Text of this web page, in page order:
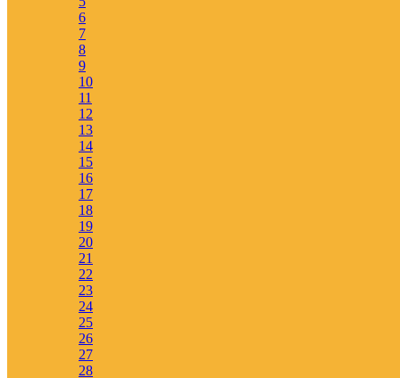
6
7
8
9
10
11
12
13
14
15
16
17
18
19
20
21
22
23
24
25
26
27
28
Om översättningen
Om Kärnbibeln
Vittnesbörd
Generös copyright
Instruktionsfilmer
Välkommen till Bibeln
Alla svenska översättningar
Uttryck och stilfigurer
Vad är en Kiasm?